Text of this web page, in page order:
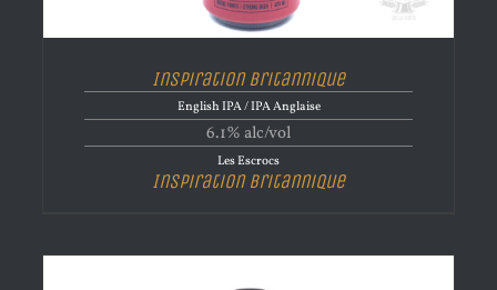
Inspiration Britannique
English IPA / IPA Anglaise
6.1% alc/vol
Les Escrocs
Inspiration Britannique